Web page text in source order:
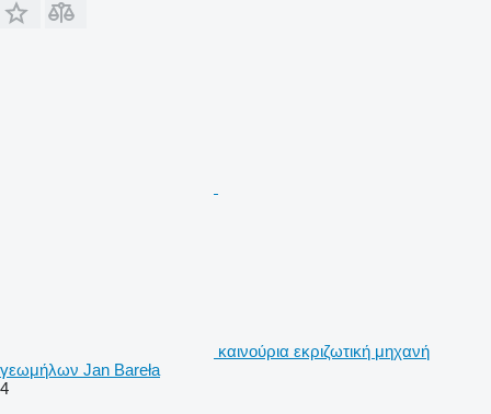
καινούρια εκριζωτική μηχανή
γεωμήλων Jan Bareła
4